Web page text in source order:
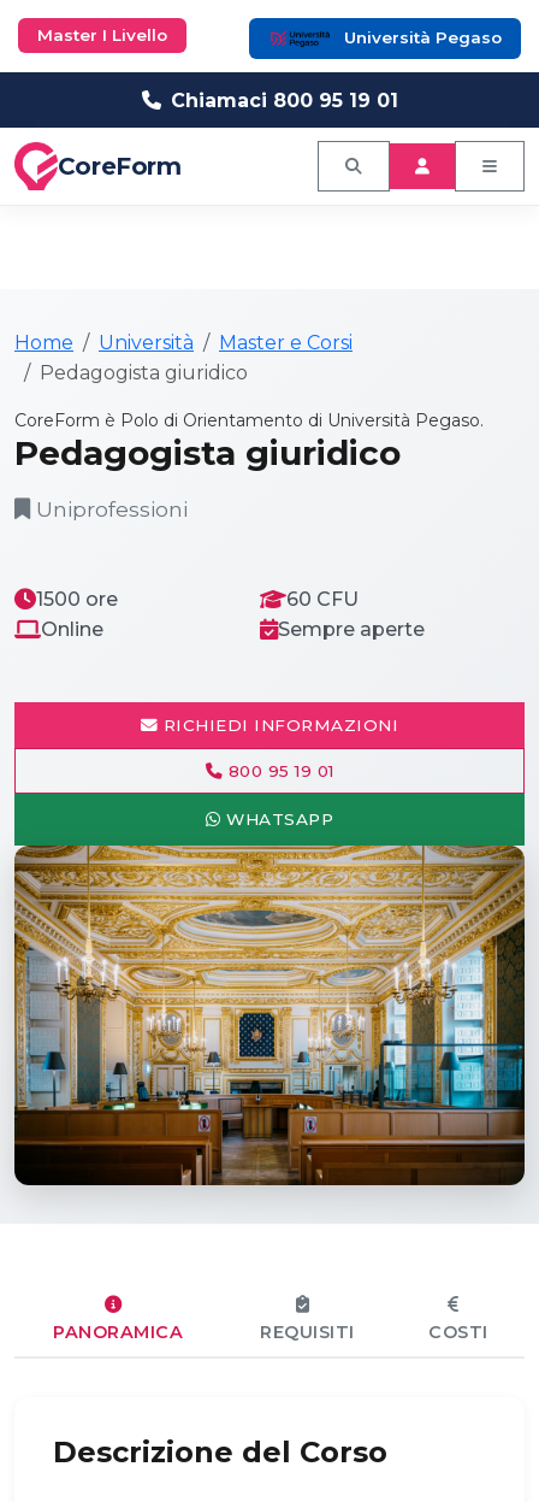
Chiamaci 800 95 19 01
CoreForm
Home Università
Master e Corsi
Pedagogista giuridico
Master I Livello Università Pegaso
CoreForm è Polo di Orientamento di Università Pegaso.
Pedagogista giuridico
Uniprofessioni
1500 ore
60 CFU
Online
Sempre aperte
RICHIEDI INFORMAZIONI
800 95 19 01
WHATSAPP
PANORAMICA REQUISITI COSTI
Descrizione del Corso